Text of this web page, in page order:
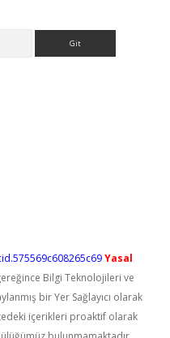
Yasal
Bilgi Teknolojileri ve
bir Yer Sağlayıcı olarak
içerikleri proaktif olarak